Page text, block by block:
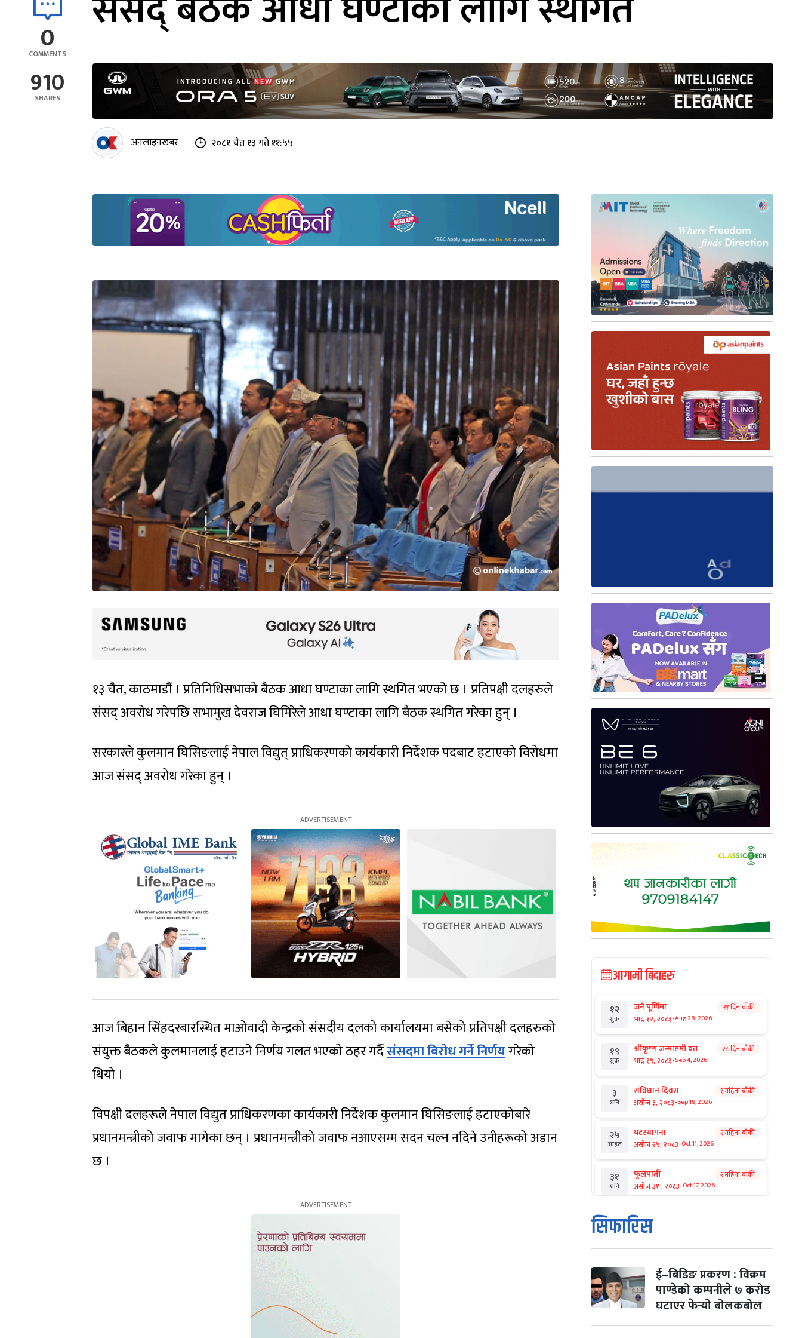
0
COMMENTS
910
SHARES
अनलाइनखबर २०८१ चैत १३ गते ११:५५
१३ चैत, काठमाडौं । प्रतिनिधिसभाको बैठक आधा घण्टाका लागि स्थगित भएको छ । प्रतिपक्षी दलहरुले
संसद् अवरोध गरेपछि सभामुख देवराज घिमिरेले आधा घण्टाका लागि बैठक स्थगित गरेका हुन् ।
सरकारले कुलमान घिसिङलाई नेपाल विद्युत् प्राधिकरणको कार्यकारी निर्देशक पदबाट हटाएको विरोधमा
आज संसद् अवरोध गरेका हुन् ।
आज बिहान सिंहदरबारस्थित माओवादी केन्द्रको संसदीय दलको कार्यालयमा बसेको प्रतिपक्षी दलहरुको
संयुक्त बैठकले कुलमानलाई हटाउने निर्णय गलत भएको ठहर गर्दैसंसदमा विरोध गर्ने निर्णयगरेको
थियो ।
विपक्षी दलहरूले नेपाल विद्युत प्राधिकरणका कार्यकारी निर्देशक कुलमान घिसिङलाई हटाएकोबारे
प्रधानमन्त्रीको जवाफ मागेका छन् । प्रधानमन्त्रीको जवाफ नआएसम्म सदन चल्न नदिने उनीहरूको अडान
छ ।
आगामी बिदाहरु
१२
शुक्र
जनै पूर्णिमा
भाद्र १२, २०८३-Aug 28, 2026
२१ दिन बाँकी
१९
शुक्र
श्रीकृष्ण जन्माष्टमी व्रत
भाद्र १९, २०८३-Sep 4, 2026
२८ दिन बाँकी
३
शनि
संविधान दिवस
असोज ३, २०८३-Sep 19, 2026
१ महिना बाँकी
२५
आइत
घटस्थापना
असोज २५, २०८३-Oct 11, 2026
२ महिना बाँकी
३१
शनि
फूलपाती
असोज ३१ , २०८३-Oct 17, 2026
२ महिना बाँकी
१
आइत
कार्तिक सङ्क्रान्ति
कार्तिक १, २०८३
मंगल कार्तिक ३, २०८३-Oct 20, 2026
४ विजयादशमी
कार्तिक ४, २०८३-Oct 21, 2026
२ महिना बाँकी
सिफारिस
ई–बिडिङ प्रकरण : विक्रम
पाण्डेको कम्पनीले ७ करोड
घटाएर फेर्‍यो बोलकबोल